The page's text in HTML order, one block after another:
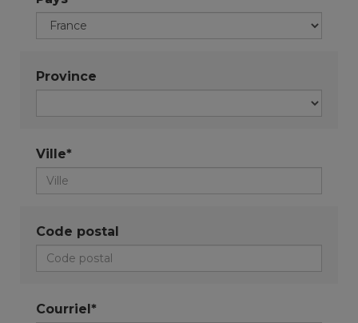
Province
Ville*
Code postal
Courriel*